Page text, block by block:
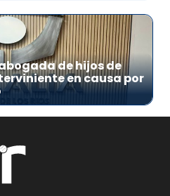
de hijos de
en causa por